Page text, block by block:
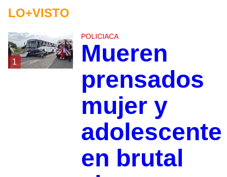
LO+VISTO
1
POLICIACA
Mueren
prensados
mujer y
adolescente
en brutal